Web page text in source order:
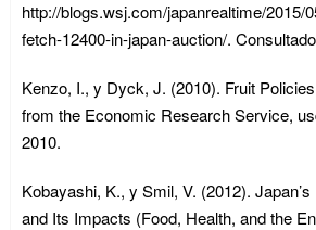
http://blogs.wsj.com/japanrealtime/2015/
fetch-12400-in-japan-auction/.
Kenzo, I., y Dyck, J. (2010). Fruit
from the Economic Research Service,
2010.
Kobayashi, K., y Smil, V. (2012).
and Its Impacts (Food, Health, and the